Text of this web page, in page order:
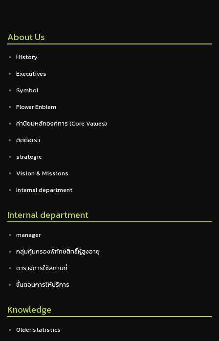
About Us
History
Executives
Symbol
Flower Enblem
ค่านิยมหลักองค์การ (Core Values)
ติดต่อเรา
strategic
Vision & Missions
Internal department
Internal department
manager
กลุ่มคุ้มครองพิทักษ์สิทธิ์ผู้สูงอายุ
ตารางการใช้สถานที่
ขั้นตอนการให้บริการ
Knowledge
Older statistics